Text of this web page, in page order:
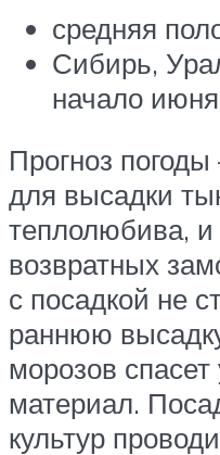
средняя
Сибирь,
начало
Прогноз
для высадки
теплолюбива, и
возвратных
с посадкой не
раннюю
морозов
материал.
культур